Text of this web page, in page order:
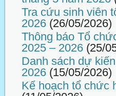
Tra cứu sinh viên
2026 (26/05/2026)
Thông báo Tổ
2025 – 2026 (25/
Danh sách dự
2026 (15/05/2026)
Kế hoạch tổ chức